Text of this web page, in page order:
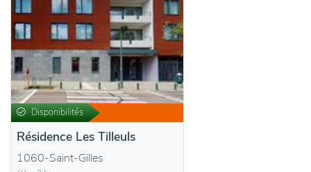
Disponibilités
Résidence Les Tilleuls
1060-Saint-Gilles